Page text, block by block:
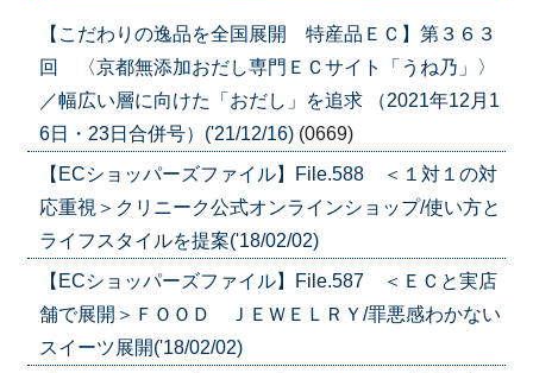
【こだわりの逸品を全国展開 特産品ＥＣ】第３６３
回 〈京都無添加おだし専門ＥＣサイト「うね乃」〉
／幅広い層に向けた「おだし」を追求 （2021年12月1
6日・23日合併号）('21/12/16) (0669)
【ECショッパーズファイル】File.588 ＜１対１の対
応重視＞クリニーク公式オンラインショップ/使い方と
ライフスタイルを提案('18/02/02)
【ECショッパーズファイル】File.587 ＜ＥＣと実店
舗で展開＞ＦＯＯＤ ＪＥＷＥＬＲＹ/罪悪感わかない
スイーツ展開('18/02/02)